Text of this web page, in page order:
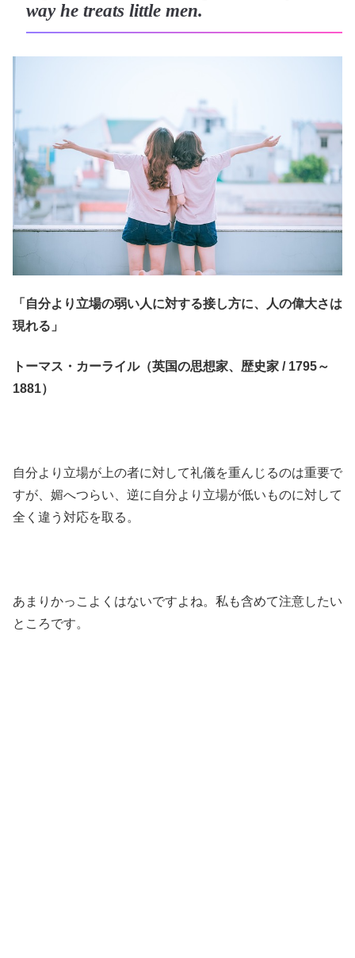
way he treats little men.
「自分より立場の弱い人に対する接し方に、人の偉大さは
現れる」
トーマス・カーライル（英国の思想家、歴史家 / 1795～
1881）
自分より立場が上の者に対して礼儀を重んじるのは重要で
すが、媚へつらい、逆に自分より立場が低いものに対して
全く違う対応を取る。
あまりかっこよくはないですよね。私も含めて注意したい
ところです。